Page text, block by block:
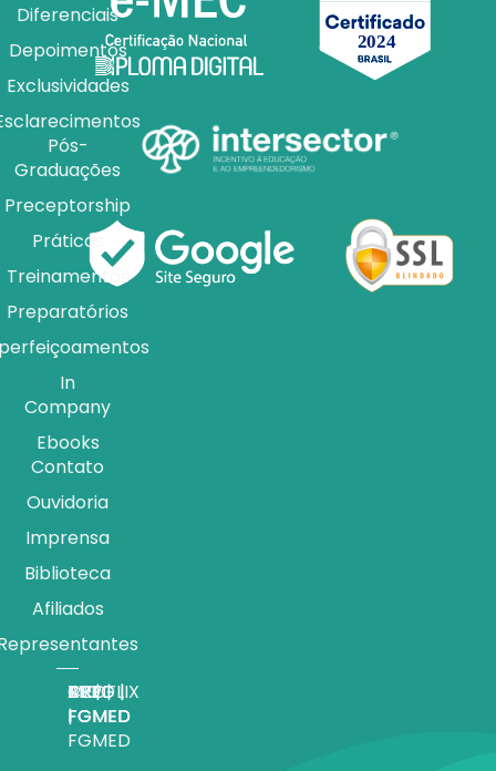
Diferenciais
Depoimentos
Exclusividades
Pós-
Graduações
Preceptorship
Práticas
Treinamentos
Preparatórios
In
Company
Ebooks
Contato
Ouvidoria
Imprensa
Biblioteca
Afiliados
APP |
FGMED
MEDFLIX
|
FGMED
CRED |
FGMED
BLOG |
FGMED
TV |
FGMED